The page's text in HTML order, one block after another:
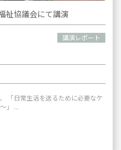
祉協議会にて講演
講演レポート
「日常生活を送るために必要なケ
」 ...